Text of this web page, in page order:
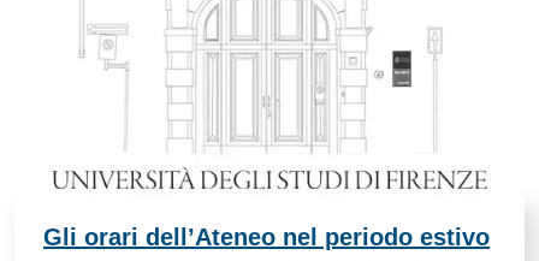
Gli orari dell’Ateneo nel periodo estivo